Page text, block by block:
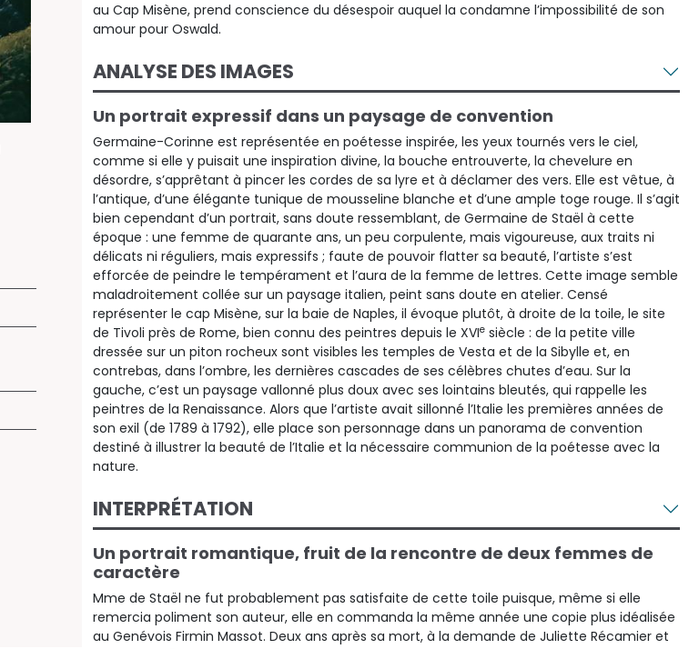
au Cap Misène, prend conscience du désespoir auquel la condamne l’impossibilité de son
amour pour Oswald.
ANALYSE DES IMAGES
Un portrait expressif dans un paysage de convention
Germaine-Corinne est représentée en poétesse inspirée, les yeux tournés vers le ciel,
comme si elle y puisait une inspiration divine, la bouche entrouverte, la chevelure en
désordre, s’apprêtant à pincer les cordes de sa lyre et à déclamer des vers. Elle est vêtue, à
l’antique, d’une élégante tunique de mousseline blanche et d’une ample toge rouge. Il s’agit
bien cependant d’un portrait, sans doute ressemblant, de Germaine de Staël à cette
époque : une femme de quarante ans, un peu corpulente, mais vigoureuse, aux traits ni
délicats ni réguliers, mais expressifs ; faute de pouvoir flatter sa beauté, l’artiste s’est
efforcée de peindre le tempérament et l’aura de la femme de lettres. Cette image semble
maladroitement collée sur un paysage italien, peint sans doute en atelier. Censé
représenter le cap Misène, sur la baie de Naples, il évoque plutôt, à droite de la toile, le site
de Tivoli près de Rome, bien connu des peintres depuis le XVIe siècle : de la petite ville
dressée sur un piton rocheux sont visibles les temples de Vesta et de la Sibylle et, en
contrebas, dans l’ombre, les dernières cascades de ses célèbres chutes d’eau. Sur la
gauche, c’est un paysage vallonné plus doux avec ses lointains bleutés, qui rappelle les
peintres de la Renaissance. Alors que l’artiste avait sillonné l’Italie les premières années de
son exil (de 1789 à 1792), elle place son personnage dans un panorama de convention
destiné à illustrer la beauté de l’Italie et la nécessaire communion de la poétesse avec la
nature.
INTERPRÉTATION
Un portrait romantique, fruit de la rencontre de deux femmes de
caractère
Mme de Staël ne fut probablement pas satisfaite de cette toile puisque, même si elle
remercia poliment son auteur, elle en commanda la même année une copie plus idéalisée
au Genévois Firmin Massot. Deux ans après sa mort, à la demande de Juliette Récamier et